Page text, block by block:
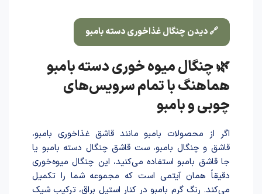
🔗 دیدن چنگال غذاخوری دسته بامبو
🌿 چنگال میوه خوری دسته بامبو
هماهنگ با تمام سرویس‌های
چوبی و بامبو
اگر از محصولات بامبو مانند قاشق غذاخوری بامبو،
قاشق و چنگال بامبو، ست قاشق چنگال دسته بامبو یا
جا قاشق بامبو استفاده می‌کنید، این چنگال میوه‌خوری
دقیقاً همان آیتمی است که مجموعه شما را تکمیل
می‌کند. رنگ گرم بامبو در کنار استیل براق، ترکیب شیک